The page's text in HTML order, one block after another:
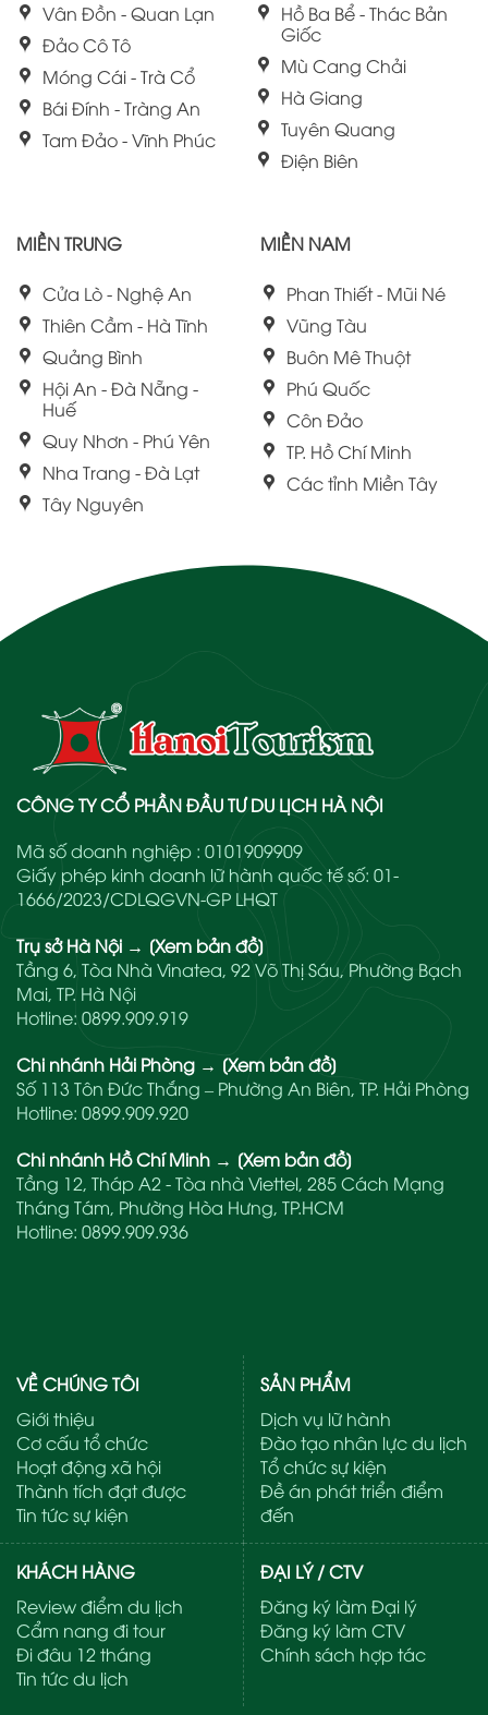
Vân Đồn - Quan Lạn
Đảo Cô Tô
Móng Cái - Trà Cổ
Bái Đính - Tràng An
Tam Đảo - Vĩnh Phúc
Hồ Ba Bể - Thác Bản
Giốc
Mù Cang Chải
Hà Giang
Tuyên Quang
Điện Biên
MIỀN TRUNG
Cửa Lò - Nghệ An
Thiên Cầm - Hà Tĩnh
Quảng Bình
Hội An - Đà Nẵng -
Huế
Quy Nhơn - Phú Yên
Nha Trang - Đà Lạt
Tây Nguyên
MIỀN NAM
Phan Thiết - Mũi Né
Vũng Tàu
Buôn Mê Thuột
Phú Quốc
Côn Đảo
TP. Hồ Chí Minh
Các tỉnh Miền Tây
CÔNG TY CỔ PHẦN ĐẦU TƯ DU LỊCH HÀ NỘI
Mã số doanh nghiệp : 0101909909
Giấy phép kinh doanh lữ hành quốc tế số: 01-
1666/2023/CDLQGVN-GP LHQT
Trụ sở Hà Nội → [Xem bản đồ]
Tầng 6, Tòa Nhà Vinatea, 92 Võ Thị Sáu, Phường Bạch
Mai, TP. Hà Nội
Hotline: 0899.909.919
Chi nhánh Hải Phòng → [Xem bản đồ]
Số 113 Tôn Đức Thắng – Phường An Biên, TP. Hải Phòng
Hotline: 0899.909.920
Chi nhánh Hồ Chí Minh → [Xem bản đồ]
Tầng 12, Tháp A2 - Tòa nhà Viettel, 285 Cách Mạng
Tháng Tám, Phường Hòa Hưng, TP.HCM
Hotline: 0899.909.936
VỀ CHÚNG TÔI
Giới thiệu
Cơ cấu tổ chức
Hoạt động xã hội
Thành tích đạt được
Tin tức sự kiện
SẢN PHẨM
Dịch vụ lữ hành
Đào tạo nhân lực du lịch
Tổ chức sự kiện
Đề án phát triển điểm
đến
KHÁCH HÀNG
Review điểm du lịch
Cẩm nang đi tour
Đi đâu 12 tháng
Tin tức du lịch
ĐẠI LÝ / CTV
Đăng ký làm Đại lý
Đăng ký làm CTV
Chính sách hợp tác